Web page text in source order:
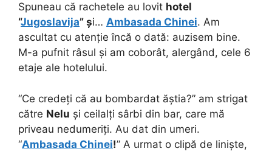
Spuneau că rachetele au lovit hotel
“Jugoslavija” și… Ambasada Chinei. Am
ascultat cu atenție încă o dată: auzisem bine.
M-a pufnit râsul și am coborât, alergând, cele 6
etaje ale hotelului.
“Ce credeți că au bombardat ăștia?” am strigat
către Nelu și ceilalți sârbi din bar, care mă
priveau nedumeriți. Au dat din umeri.
“Ambasada Chinei!” A urmat o clipă de liniște,